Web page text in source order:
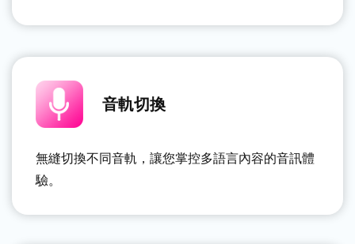
音軌切換
無縫切換不同音軌，讓您掌控多語言內容的音訊體
驗。